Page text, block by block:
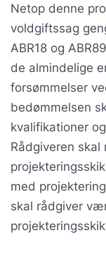
Netop denne
voldgiftssag
ABR18 og
de almindelige
forsømmelser
bedømmelsen
kvalifikationer
Rådgiveren
med
skal rådgiver